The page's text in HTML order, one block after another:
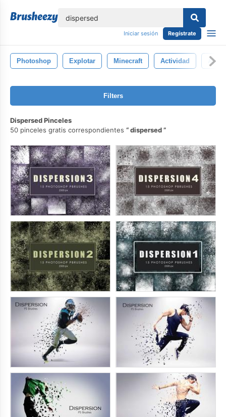
Iniciar sesión Regístrate
Photoshop Explotar Minecraft Actividad
Filters
Dispersed Pinceles
50 pinceles gratis correspondientes
dispersed